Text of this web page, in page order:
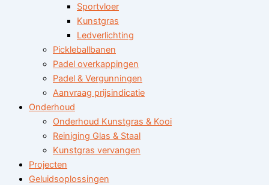
Sportvloer
Kunstgras
Ledverlichting
Pickleballbanen
Padel overkappingen
Padel & Vergunningen
Aanvraag prijsindicatie
Onderhoud
Onderhoud Kunstgras & Kooi
Reiniging Glas & Staal
Kunstgras vervangen
Projecten
Geluidsoplossingen